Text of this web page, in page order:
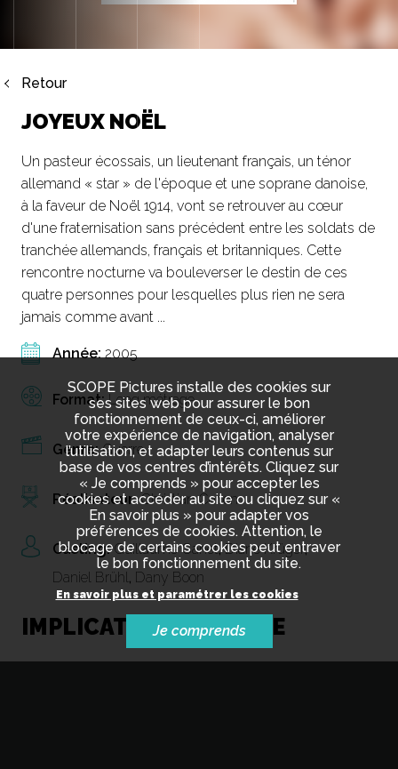
Retour
JOYEUX NOËL
Un pasteur écossais, un lieutenant français, un ténor
allemand « star » de l'époque et une soprane danoise,
à la faveur de Noël 1914, vont se retrouver au cœur
d'une fraternisation sans précédent entre les soldats de
tranchée allemands, français et britanniques. Cette
rencontre nocturne va bouleverser le destin de ces
quatre personnes pour lesquelles plus rien ne sera
jamais comme avant ...
Année:2005
Format: Long métrage
Genre: Guerre
Réalisateur: Christian Carion
Casting: Guillaume Canet, Diane Krüger,
Daniel Brühl, Dany Boon
IMPLICATION DE SCOPE
SCOPE Pictures installe des cookies sur
ses sites web pour assurer le bon
fonctionnement de ceux-ci, améliorer
votre expérience de navigation, analyser
l’utilisation, et adapter leurs contenus sur
base de vos centres d’intérêts. Cliquez sur
« Je comprends » pour accepter les
cookies et accéder au site ou cliquez sur «
En savoir plus » pour adapter vos
préférences de cookies. Attention, le
blocage de certains cookies peut entraver
le bon fonctionnement du site.
En savoir plus et paramétrer les cookies
Je comprends